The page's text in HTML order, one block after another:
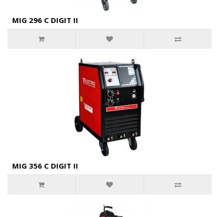
MIG 296 C DIGIT II
MIG 356 C DIGIT II